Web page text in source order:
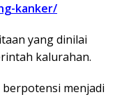
kanker/
yang dinilai
kalurahan.
menjadi